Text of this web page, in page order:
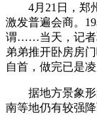
4月21日，郑州
激发普遍会商。
谓……当天，记者
弟弟推开卧房房
自首，做完已是凌
据地方景象形
南等地仍有较强